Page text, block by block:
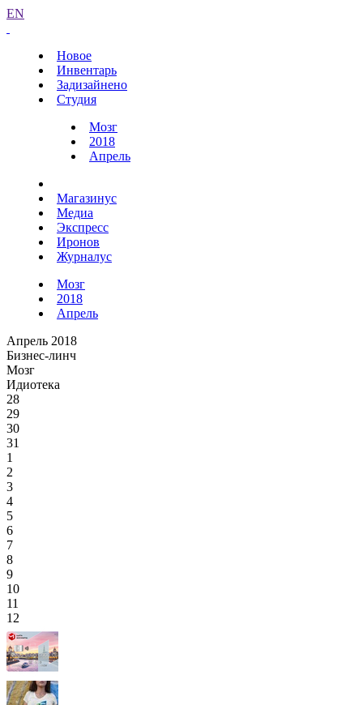
EN
Новое
Инвентарь
Задизайнено
Студия
Мозг
2018
Апрель
Магазинус
Медиа
Экспресс
Иронов
Журналус
Мозг
2018
Апрель
Апрель 2018
Бизнес-линч
Мозг
Идиотека
28
29
30
31
1
2
3
4
5
6
7
8
9
10
11
12